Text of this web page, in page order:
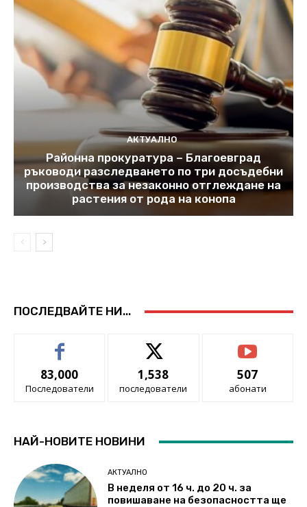
АКТУАЛНО
Районна прокуратура – Благоевград
ръководи разследването по три досъдебни
производства за незаконно отглеждане на
растения от рода на конопа
ПОСЛЕДВАЙТЕ НИ...
83,000
Последователи
1,538
последователи
507
абонати
НАЙ-НОВИТЕ НОВИНИ
АКТУАЛНО
В неделя от 16 ч. до 20 ч. за
повишаване на безопасността ще